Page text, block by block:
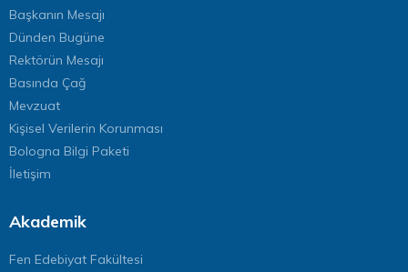
Başkanın Mesajı
Dünden Bugüne
Rektörün Mesajı
Basında Çağ
Mevzuat
Kişisel Verilerin Korunması
Bologna Bilgi Paketi
İletişim
Akademik
Fen Edebiyat Fakültesi